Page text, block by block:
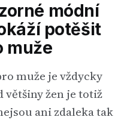
módní
potěšit
muže
muže je vždycky
většiny žen je totiž
ani zdaleka tak